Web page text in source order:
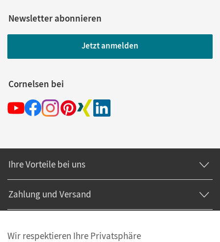
Newsletter abonnieren
Jetzt anmelden
Cornelsen bei
Ihre Vorteile bei uns
Zahlung und Versand
Wir respektieren Ihre Privatsphäre